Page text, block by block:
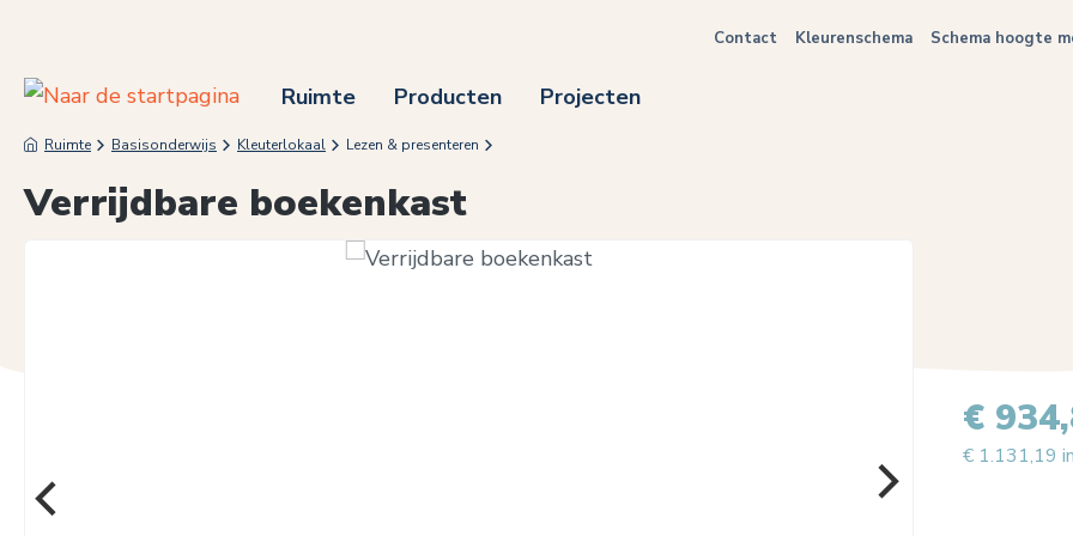
Contact Kleurenschema Schema hoogte
Ruimte Producten Projecten
Ruimte Basisonderwijs Kleuterlokaal Lezen & presenteren
Verrijdbare boekenkast
€
€ 1.131,19